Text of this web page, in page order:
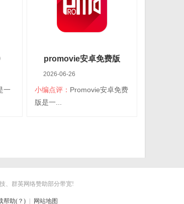
文
分类：安卓桌面
语言：简体中文
查看详情
一
promovie安卓免费版
v17.1.26
2026-06-26
小编点评： Promovie安卓免费
版是一...
查看详情
、群英网络赞助部分带宽!
帮助(？) 网站地图